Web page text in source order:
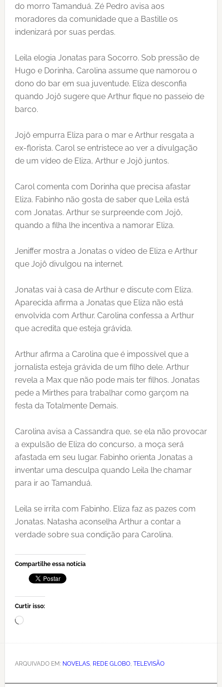
do morro Tamanduá. Zé Pedro avisa aos
moradores da comunidade que a Bastille os
indenizará por suas perdas.
Leila elogia Jonatas para Socorro. Sob pressão de
Hugo e Dorinha, Carolina assume que namorou o
dono do bar em sua juventude. Eliza desconfia
quando Jojô sugere que Arthur fique no passeio de
barco.
Jojô empurra Eliza para o mar e Arthur resgata a
ex-florista. Carol se entristece ao ver a divulgação
de um vídeo de Eliza, Arthur e Jojô juntos.
Carol comenta com Dorinha que precisa afastar
Eliza. Fabinho não gosta de saber que Leila está
com Jonatas. Arthur se surpreende com Jojô,
quando a filha lhe incentiva a namorar Eliza.
Jeniffer mostra a Jonatas o vídeo de Eliza e Arthur
que Jojô divulgou na internet.
Jonatas vai à casa de Arthur e discute com Eliza.
Aparecida afirma a Jonatas que Eliza não está
envolvida com Arthur. Carolina confessa a Arthur
que acredita que esteja grávida.
Arthur afirma a Carolina que é impossível que a
jornalista esteja grávida de um filho dele. Arthur
revela a Max que não pode mais ter filhos. Jonatas
pede a Mirthes para trabalhar como garçom na
festa da Totalmente Demais.
Carolina avisa a Cassandra que, se ela não provocar
a expulsão de Eliza do concurso, a moça será
afastada em seu lugar. Fabinho orienta Jonatas a
inventar uma desculpa quando Leila lhe chamar
para ir ao Tamanduá.
Leila se irrita com Fabinho. Eliza faz as pazes com
Jonatas. Natasha aconselha Arthur a contar a
verdade sobre sua condição para Carolina.
Compartilhe essa notícia
Curtir isso:
Carregando...
ARQUIVADO EM: NOVELAS, REDE GLOBO, TELEVISÃO